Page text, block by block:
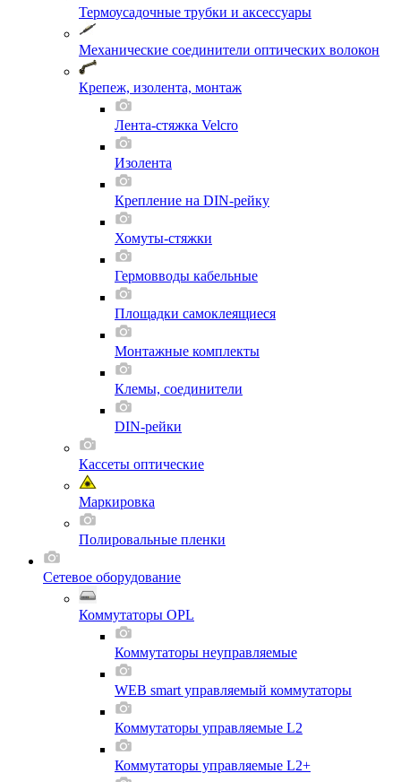
Термоусадочные трубки и аксессуары
Механические соединители оптических волокон
Крепеж, изолента, монтаж
Лента-стяжка Velcro
Изолента
Крепление на DIN-рейку
Хомуты-стяжки
Гермовводы кабельные
Площадки самоклеящиеся
Монтажные комплекты
Клемы, соединители
DIN-рейки
Кассеты оптические
Маркировка
Полировальные пленки
Сетевое оборудование
Коммутаторы OPL
Коммутаторы неуправляемые
WEB smart управляемый коммутаторы
Коммутаторы управляемые L2
Коммутаторы управляемые L2+